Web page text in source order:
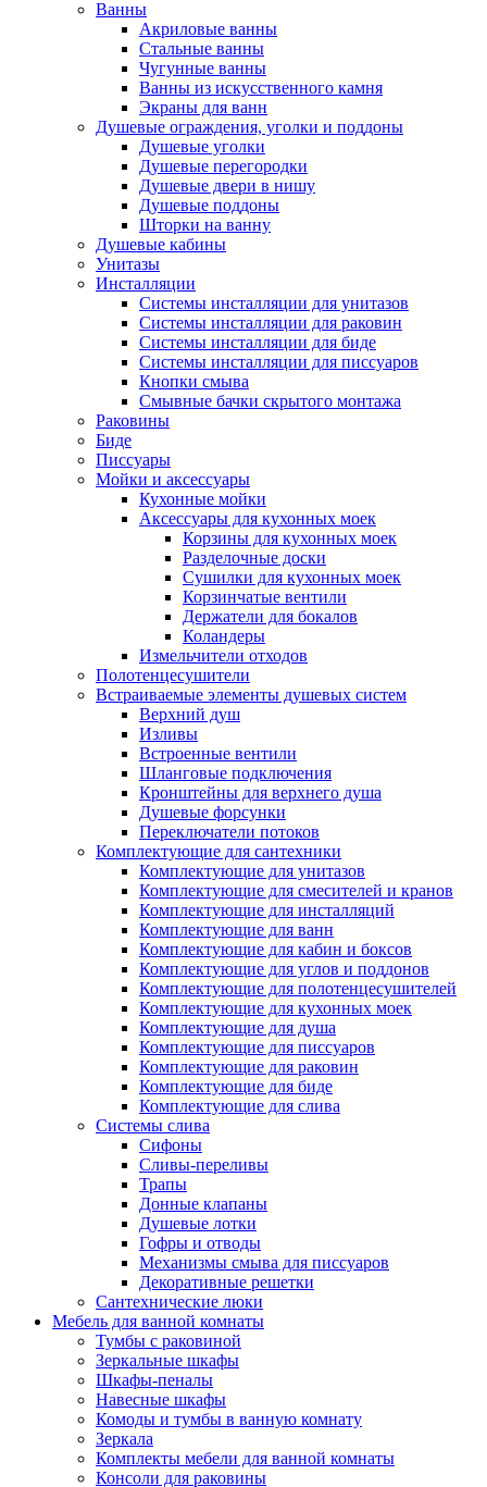
Ванны
Акриловые ванны
Стальные ванны
Чугунные ванны
Ванны из искусственного камня
Экраны для ванн
Душевые ограждения, уголки и поддоны
Душевые уголки
Душевые перегородки
Душевые двери в нишу
Душевые поддоны
Шторки на ванну
Душевые кабины
Унитазы
Инсталляции
Системы инсталляции для унитазов
Системы инсталляции для раковин
Системы инсталляции для биде
Системы инсталляции для писсуаров
Кнопки смыва
Смывные бачки скрытого монтажа
Раковины
Биде
Писсуары
Мойки и аксессуары
Кухонные мойки
Аксессуары для кухонных моек
Корзины для кухонных моек
Разделочные доски
Сушилки для кухонных моек
Корзинчатые вентили
Держатели для бокалов
Коландеры
Измельчители отходов
Полотенцесушители
Встраиваемые элементы душевых систем
Верхний душ
Изливы
Встроенные вентили
Шланговые подключения
Кронштейны для верхнего душа
Душевые форсунки
Переключатели потоков
Комплектующие для сантехники
Комплектующие для унитазов
Комплектующие для смесителей и кранов
Комплектующие для инсталляций
Комплектующие для ванн
Комплектующие для кабин и боксов
Комплектующие для углов и поддонов
Комплектующие для полотенцесушителей
Комплектующие для кухонных моек
Комплектующие для душа
Комплектующие для писсуаров
Комплектующие для раковин
Комплектующие для биде
Комплектующие для слива
Системы слива
Сифоны
Сливы-переливы
Трапы
Донные клапаны
Душевые лотки
Гофры и отводы
Механизмы смыва для писсуаров
Декоративные решетки
Сантехнические люки
Мебель для ванной комнаты
Тумбы с раковиной
Зеркальные шкафы
Шкафы-пеналы
Навесные шкафы
Комоды и тумбы в ванную комнату
Зеркала
Комплекты мебели для ванной комнаты
Консоли для раковины